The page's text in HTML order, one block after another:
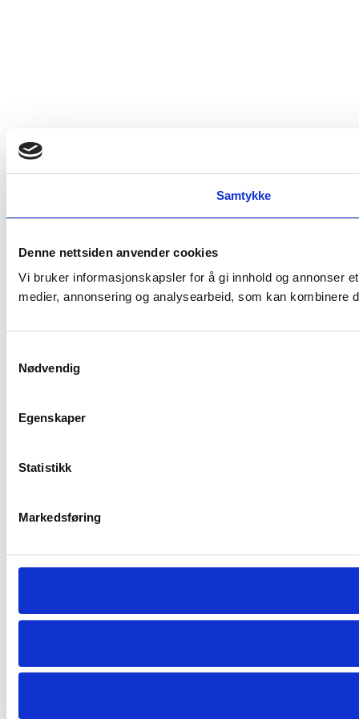
Samtykke
Denne nettsiden anvender cookies
Vi bruker informasjonskapsler for å gi innhold og annonser
medier, annonsering og analysearbeid, som kan
Nødvendig
Egenskaper
Statistikk
Markedsføring